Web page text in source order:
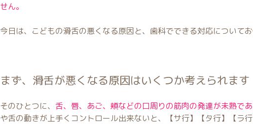
せん。
今日は、こどもの滑舌の悪くなる原因と、歯科でできる対応について
まず、滑舌が悪くなる原因はいくつか考えられます
そのひとつに、 舌、唇、あご、頬などの口周りの筋肉の発達が未熟で
や舌の動きが上手くコントロール出来ないと、【サ行】【タ行】【ラ